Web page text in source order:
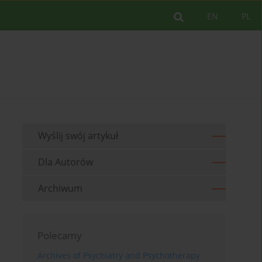
PL
EN
Wyślij swój artykuł
Dla Autorów
Archiwum
Polecamy
Archives of Psychiatry and Psychotherapy